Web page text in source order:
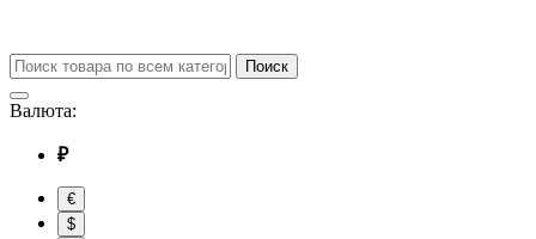
Поиск
Валюта:
₽
€
$